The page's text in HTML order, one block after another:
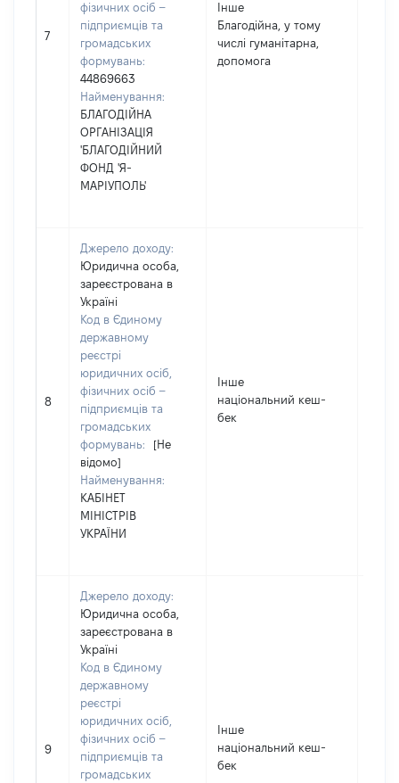
7
фізичних осіб –
підприємців та
громадських
формувань:
44869663
Найменування:
БЛАГОДІЙНА
ОРГАНІЗАЦІЯ
'БЛАГОДІЙНИЙ
ФОНД 'Я-
МАРІУПОЛЬ'
Інше
Благодійна, у тому
числі гуманітарна,
допомога
8
Джерело доходу:
Юридична особа,
зареєстрована в
Україні
Код в Єдиному
державному
реєстрі
юридичних осіб,
фізичних осіб –
підприємців та
громадських
формувань:
[Не
відомо]
Найменування:
КАБІНЕТ
МІНІСТРІВ
УКРАЇНИ
Інше
національний кеш-
бек
9
Джерело доходу:
Юридична особа,
зареєстрована в
Україні
Код в Єдиному
державному
реєстрі
юридичних осіб,
фізичних осіб –
підприємців та
громадських
Інше
національний кеш-
бек